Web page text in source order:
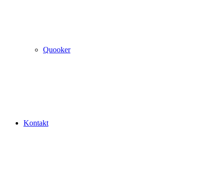
Quooker
Kontakt